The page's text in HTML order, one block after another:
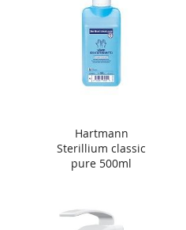
Hartmann
Sterillium classic
pure 500ml